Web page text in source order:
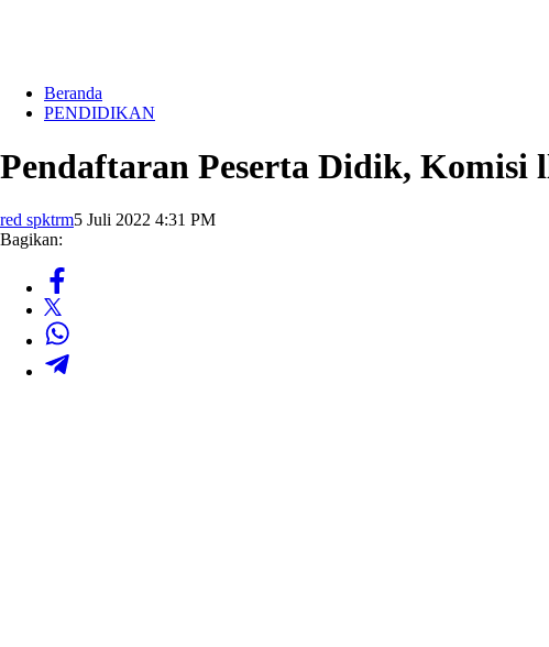
Beranda
PENDIDIKAN
Pendaftaran Peserta Didik,
red spktrm5 Juli 2022 4:31 PM
Bagikan: